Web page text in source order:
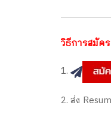
วิธีการสมัค
1.
2. ส่ง